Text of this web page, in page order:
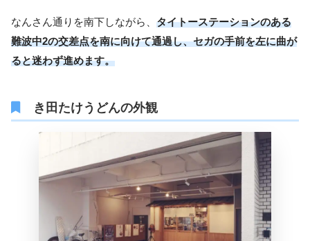
なんさん通りを南下しながら、 タイトーステーションのある
難波中2の交差点を南に向けて通過し、セガの手前を左に曲が
ると迷わず進めます。
き田たけうどんの外観